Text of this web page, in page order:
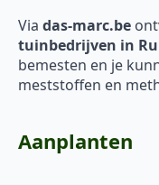
Via das-marc.be
tuinbedrijven in
bemesten en je
meststoffen en
Aanplanten